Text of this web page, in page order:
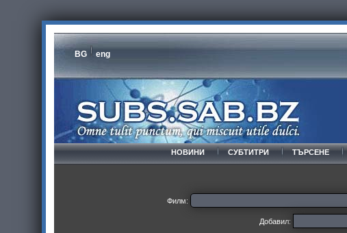
BG eng
НОВИНИ СУБТИТРИ ТЪРСЕНЕ
Филм:
Добавил: